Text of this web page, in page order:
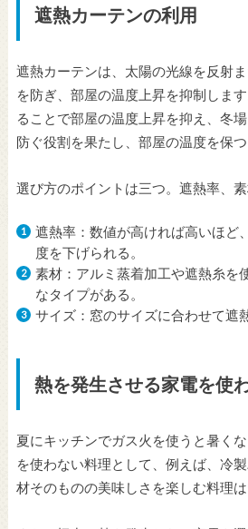
遮熱カーテンの利用
遮熱カーテンは、太陽の光線を反射
を防ぎ、部屋の温度上昇を抑制しま
ることで部屋の温度上昇を抑え、冬
防ぐ役割を果たし、部屋の温度を保つ
選び方のポイントは三つ。遮熱率、素
遮熱率：数値が高ければ高いほど
度を下げられる。
素材：アルミ蒸着加工や遮熱糸を
なタイプがある。
サイズ：窓のサイズに合わせて遮
熱を発生させる家電を使
夏にキッチンでガス火を使うと暑く
を使わない料理として、例えば、冷
材そのものの美味しさを楽しむ料理は